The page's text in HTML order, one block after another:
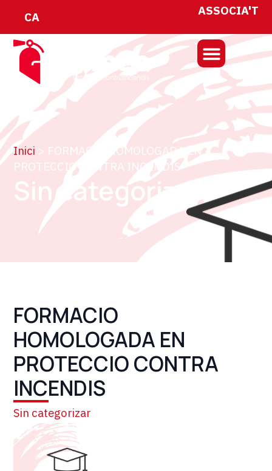
ASSOCIA'T
CA
Inici > FORMACIO HOMOLOGADA EN
PROTECCIO CONTRA INCENDIS
Sin categorizar
FORMACIO
HOMOLOGADA EN
PROTECCIO CONTRA
INCENDIS
Sin categorizar